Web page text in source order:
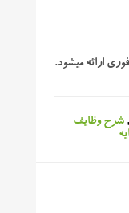
ارائه میشود.
,شرح وظایف